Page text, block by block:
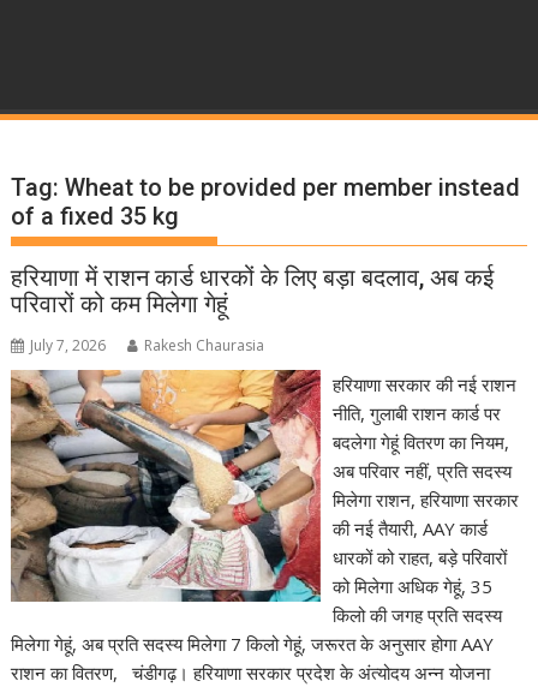
Tag:Wheat to be provided per member instead
of a fixed 35 kg
हरियाणा में राशन कार्ड धारकों के लिए बड़ा बदलाव, अब कई
परिवारों को कम मिलेगा गेहूं
July 7, 2026 Rakesh Chaurasia
हरियाणा सरकार की नई राशन
नीति, गुलाबी राशन कार्ड पर
बदलेगा गेहूं वितरण का नियम,
अब परिवार नहीं, प्रति सदस्य
मिलेगा राशन, हरियाणा सरकार
की नई तैयारी, AAY कार्ड
धारकों को राहत, बड़े परिवारों
को मिलेगा अधिक गेहूं, 35
किलो की जगह प्रति सदस्य
मिलेगा गेहूं, अब प्रति सदस्य मिलेगा 7 किलो गेहूं, जरूरत के अनुसार होगा AAY
राशन का वितरण, चंडीगढ़। हरियाणा सरकार प्रदेश के अंत्योदय अन्न योजना